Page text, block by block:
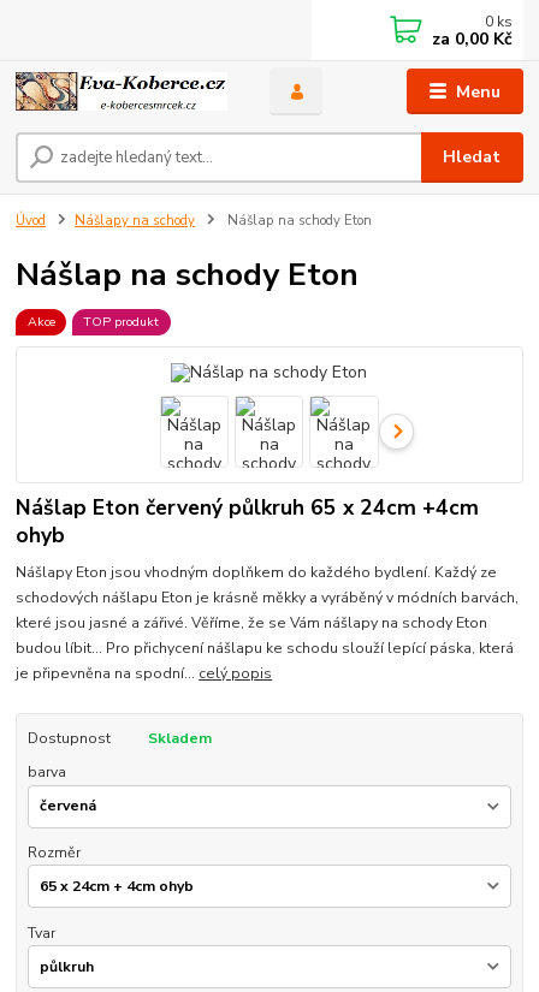
Menu
Hledat
0 ks
za 0,00 Kč
Úvod Nášlapy na schody Nášlap na schody Eton
Nášlap na schody Eton
Akce TOP produkt
Nášlap Eton červený půlkruh 65 x 24cm +4cm
ohyb
Nášlapy Eton jsou vhodným doplňkem do každého bydlení. Každý ze
schodových nášlapu Eton je krásně měkky a vyráběný v módních barvách,
které jsou jasné a zářivé. Věříme, že se Vám nášlapy na schody Eton
budou líbit... Pro přichycení nášlapu ke schodu slouží lepící páska, která
je připevněna na spodní... celý popis
Dostupnost
Skladem
barva
Rozměr
Tvar